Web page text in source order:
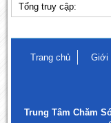
Tổng truy cập:
Trang chủ Giới
Trung Tâm Chăm